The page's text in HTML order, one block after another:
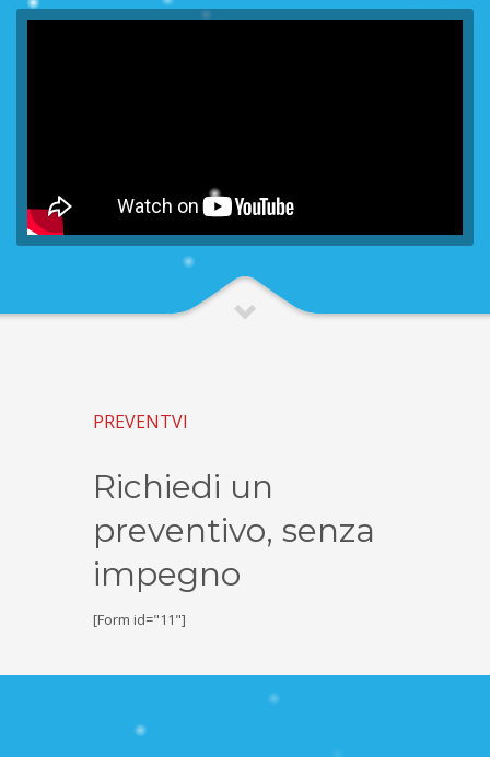
PREVENTVI
Richiedi un
preventivo, senza
impegno
[Form id="11"]